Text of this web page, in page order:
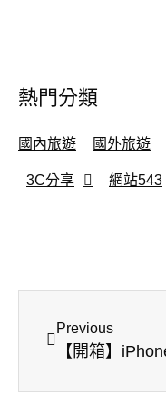
熱門分類
國內旅遊 國外旅遊
3C分享 網站543
Previous